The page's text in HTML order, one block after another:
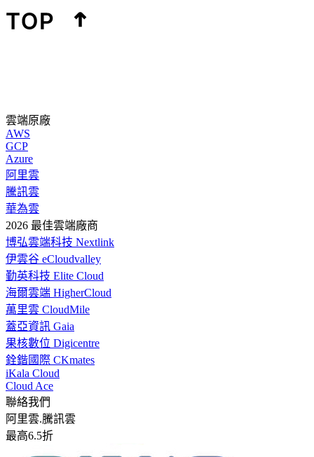
雲端原廠
AWS
GCP
Azure
阿里雲
騰訊雲
華為雲
2026 最佳雲端廠商
博弘雲端科技 Nextlink
伊雲谷 eCloudvalley
勤英科技 Elite Cloud
海爾雲端 HigherCloud
萬里雲 CloudMile
蓋亞資訊 Gaia
果核數位 Digicentre
銓鍇國際 CKmates
iKala Cloud
Cloud Ace
聯絡我們
阿里雲.騰訊雲
最高6.5折